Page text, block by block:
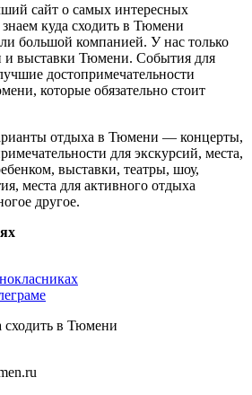
сайт о самых интересных
куда сходить в Тюмени
большой компанией. У нас только
и выставки Тюмени. События для
достопримечательности
которые обязательно стоит
отдыха в Тюмени — концерты,
для экскурсий, места,
выставки, театры, шоу,
места для активного отдыха
другое.
в Тюмени